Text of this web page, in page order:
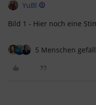
YuBl
Bild 1 - Hier noch eine
5 Menschen